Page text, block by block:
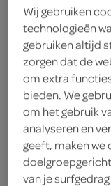
Wij gebruiken
technologieën
gebruiken altijd
zorgen dat de
om extra
bieden. We
om het gebruik
analyseren en
geeft, maken we
van je